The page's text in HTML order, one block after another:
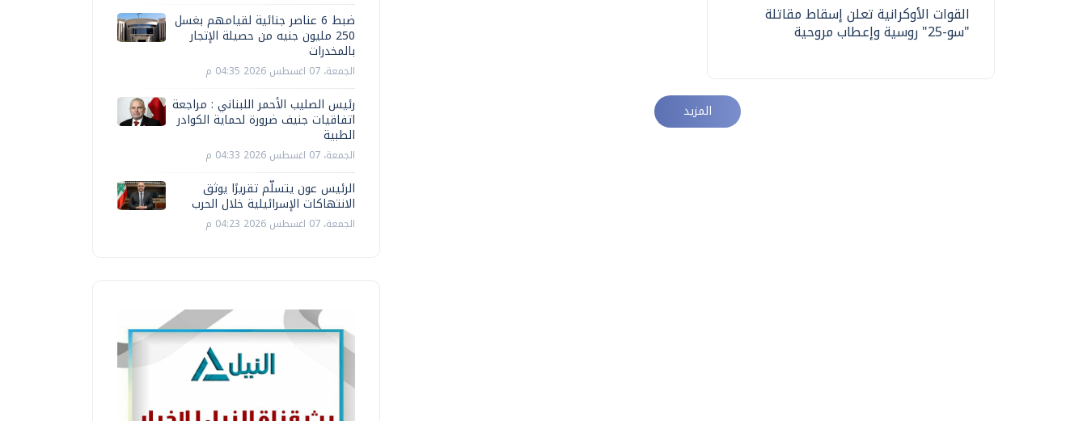
القوات الأوكرانية تعلن إسقاط مقاتلة
"سو-25" روسية وإعطاب مروحية
المزيد
ضبط 6 عناصر جنائية لقيامهم بغسل
250 مليون جنيه من حصيلة الإتجار
بالمخدرات
الجمعة، 07 اغسطس 2026 04:35 م
رئيس الصليب الأحمر اللبناني : مراجعة
اتفاقيات جنيف ضرورة لحماية الكوادر
الطبية
الجمعة، 07 اغسطس 2026 04:33 م
الرئيس عون يتسلّم تقريرًا يوثق
الانتهاكات الإسرائيلية خلال الحرب
الجمعة، 07 اغسطس 2026 04:23 م